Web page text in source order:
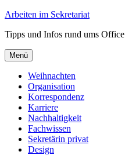
Arbeiten im Sekretariat
Tipps und Infos rund ums Office
Menü
Weihnachten
Organisation
Korrespondenz
Karriere
Nachhaltigkeit
Fachwissen
Sekretärin privat
Design